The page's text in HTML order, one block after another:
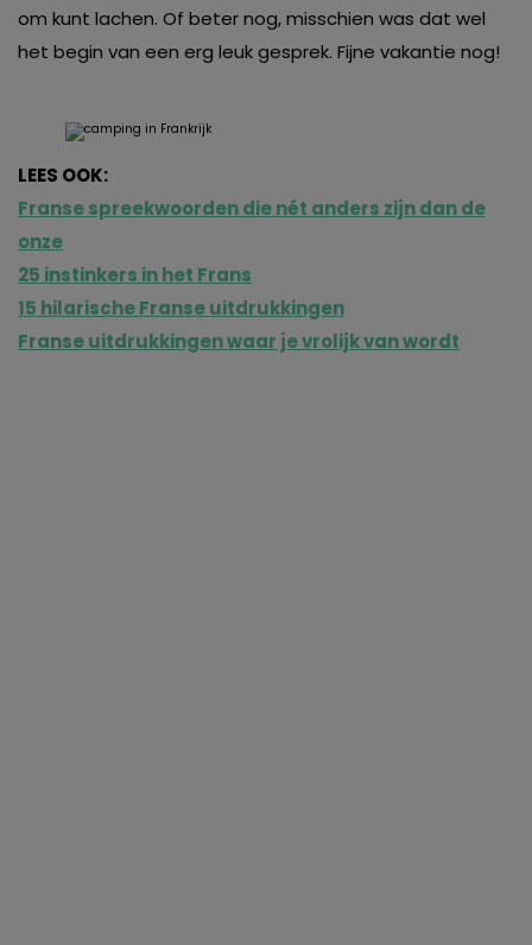
om kunt lachen. Of beter nog, misschien was dat wel
het begin van een erg leuk gesprek. Fijne vakantie nog!
LEES OOK:
Franse spreekwoorden die nét anders zijn dan de
onze
25 instinkers in het Frans
15 hilarische Franse uitdrukkingen
Franse uitdrukkingen waar je vrolijk van wordt